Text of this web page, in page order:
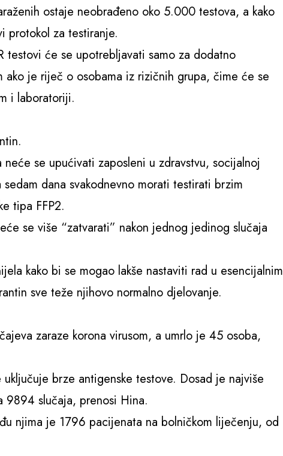
ostaje neobrađeno oko 5.000 testova, a kako
protokol za testiranje.
testovi će se upotrebljavati samo za dodatno
ako je riječ o osobama iz rizičnih grupa, čime će se
i laboratoriji.
neće se upućivati zaposleni u zdravstvu, socijalnoj
dana svakodnevno morati testirati brzim
tipa FFP2.
se više “zatvarati” nakon jednog jedinog slučaja
kako bi se mogao lakše nastaviti rad u esencijalnim
sve teže njihovo normalno djelovanje.
zaraze korona virusom, a umrlo je 45 osoba,
brze antigenske testove. Dosad je najviše
9894 slučaja, prenosi Hina.
njima je 1796 pacijenata na bolničkom liječenju, od